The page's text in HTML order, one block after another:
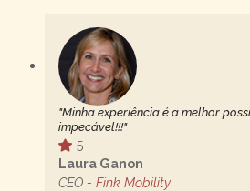
"Minha experiência é a melhor
impecável!!!"
5
Laura Ganon
CEO - Fink Mobility